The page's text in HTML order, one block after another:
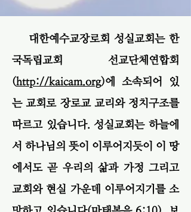
대한예수교장로회 성실교회는 한
국독립교회 선교단체연합회
(http://kaicam.org)에 소속되어 있
는 교회로 장로교 교리와 정치구조를
따르고 있습니다. 성실교회는 하늘에
서 하나님의 뜻이 이루어지듯이 이 땅
에서도 곧 우리의 삶과 가정 그리고
교회와 현실 가운데 이루어지기를 소